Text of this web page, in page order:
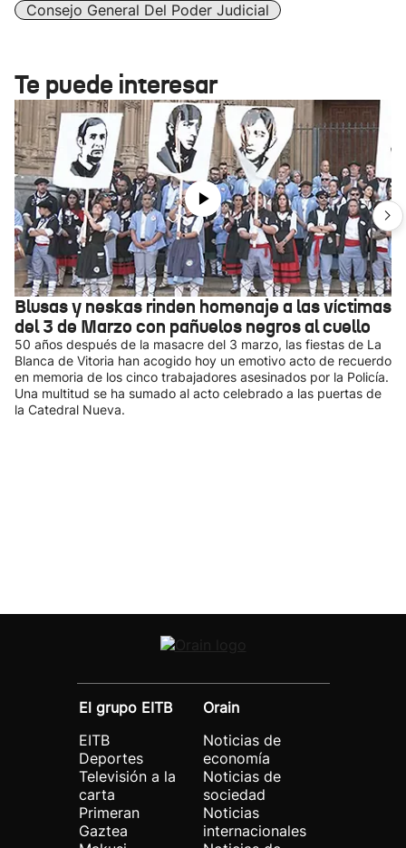
Consejo General Del Poder Judicial
Te puede interesar
Blusas y neskas rinden homenaje a las víctimas
del 3 de Marzo con pañuelos negros al cuello
50 años después de la masacre del 3 marzo, las fiestas de La
Blanca de Vitoria han acogido hoy un emotivo acto de recuerdo
en memoria de los cinco trabajadores asesinados por la Policía.
Una multitud se ha sumado al acto celebrado a las puertas de
la Catedral Nueva.
El grupo EITB
EITB
Deportes
Televisión a la
carta
Primeran
Gaztea
Orain
Noticias de
economía
Noticias de
sociedad
Noticias
internacionales